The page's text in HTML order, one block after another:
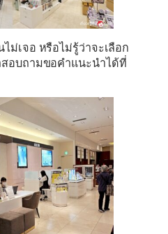
ม่เจอ หรือไม่รู้ว่าจะเลือก
อบถามขอคำแนะนำได้ที่